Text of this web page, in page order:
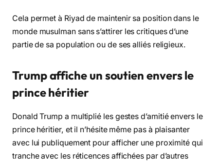
Cela permet à Riyad de maintenir sa position dans le
monde musulman sans s’attirer les critiques d’une
partie de sa population ou de ses alliés religieux.
Trump affiche un soutien envers le
prince héritier
Donald Trump a multiplié les gestes d’amitié envers le
prince héritier, et il n’hésite même pas à plaisanter
avec lui publiquement pour afficher une proximité qui
tranche avec les réticences affichées par d’autres